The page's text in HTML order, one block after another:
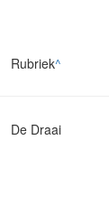
Rubriek^
De Draai